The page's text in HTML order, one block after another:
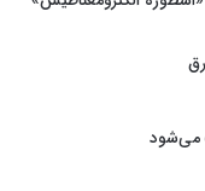
می‌شود